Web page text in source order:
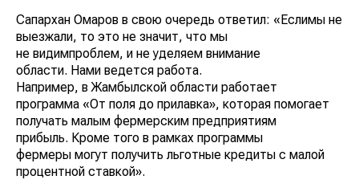
Сапархан Омаров в свою очередь ответил: «Еслимы не
выезжали, то это не значит, что мы
не видимпроблем, и не уделяем внимание
области. Нами ведется работа.
Например, в Жамбылской области работает
программа «От поля до прилавка», которая помогает
получать малым фермерским предприятиям
прибыль. Кроме того в рамках программы
фермеры могут получить льготные кредиты с малой
процентной ставкой».